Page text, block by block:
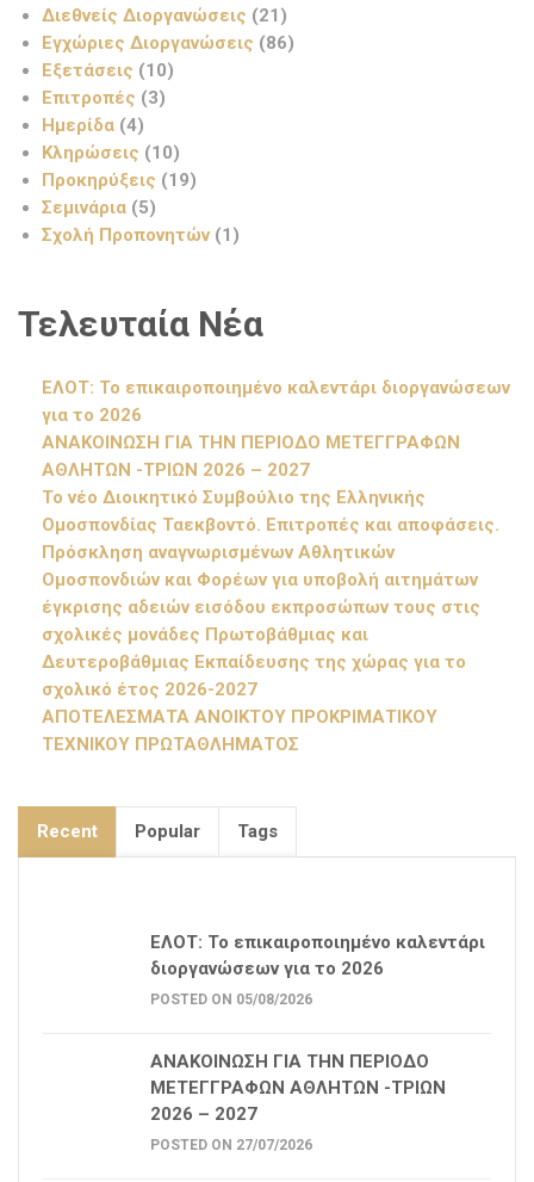
Διεθνείς Διοργανώσεις (21)
Εγχώριες Διοργανώσεις (86)
Εξετάσεις (10)
Επιτροπές (3)
Ημερίδα (4)
Κληρώσεις (10)
Προκηρύξεις (19)
Σεμινάρια (5)
Σχολή Προπονητών (1)
Τελευταία Νέα
ΕΛΟΤ: Το επικαιροποιημένο καλεντάρι διοργανώσεων
για το 2026
ΑΝΑΚΟΙΝΩΣΗ ΓΙΑ ΤΗΝ ΠΕΡΙΟΔΟ ΜΕΤΕΓΓΡΑΦΩΝ
ΑΘΛΗΤΩΝ -ΤΡΙΩΝ 2026 – 2027
Το νέο Διοικητικό Συμβούλιο της Ελληνικής
Ομοσπονδίας Ταεκβοντό. Επιτροπές και αποφάσεις.
Πρόσκληση αναγνωρισμένων Αθλητικών
Ομοσπονδιών και Φορέων για υποβολή αιτημάτων
έγκρισης αδειών εισόδου εκπροσώπων τους στις
σχολικές μονάδες Πρωτοβάθμιας και
Δευτεροβάθμιας Εκπαίδευσης της χώρας για το
σχολικό έτος 2026-2027
ΑΠΟΤΕΛΕΣΜΑΤΑ ΑΝΟΙΚΤΟΥ ΠΡΟΚΡΙΜΑΤΙΚΟΥ
ΤΕΧΝΙΚΟΥ ΠΡΩΤΑΘΛΗΜΑΤΟΣ
Recent Popular Tags
ΕΛΟΤ: Το επικαιροποιημένο καλεντάρι
διοργανώσεων για το 2026
POSTED ON 05/08/2026
ΑΝΑΚΟΙΝΩΣΗ ΓΙΑ ΤΗΝ ΠΕΡΙΟΔΟ
ΜΕΤΕΓΓΡΑΦΩΝ ΑΘΛΗΤΩΝ -ΤΡΙΩΝ
2026 – 2027
POSTED ON 27/07/2026